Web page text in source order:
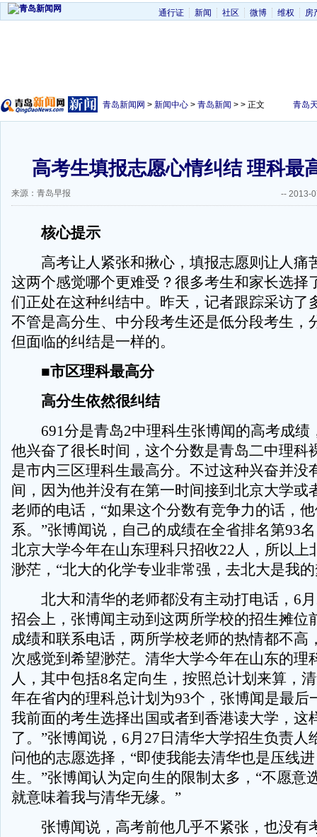
通行证 新闻 社区 微博 维权 房
青岛新闻网 > 新闻中心 > 青岛新闻 > > 正文 青岛
高考生填报志愿心情纠结 理科最
来源：青岛早报 -- 2013-
核心提示
高考让人紧张和揪心，填报志愿则让人痛
这两个感觉哪个更难受？很多考生和家长选择
们正处在这种纠结中。昨天，记者跟踪采访了
不管是高分生、中分段考生还是低分段考生，
但面临的纠结是一样的。
■市区理科最高分
高分生依然很纠结
691分是青岛2中理科生张博闻的高考成绩
他兴奋了很长时间，这个分数是青岛二中理科
是市内三区理科生最高分。不过这种兴奋并没
间，因为他并没有在第一时间接到北京大学或
老师的电话，“如果这个分数有竞争力的话，
系。”张博闻说，自己的成绩在全省排名第93
北京大学今年在山东理科只招收22人，所以上
渺茫，“北大的化学专业非常强，去北大是我
北大和清华的老师都没有主动打电话，6月
招会上，张博闻主动到这两所学校的招生摊位
成绩和联系电话，两所学校老师的热情都不高
次感觉到希望渺茫。清华大学今年在山东的理
人，其中包括8名定向生，按照总计划来算，
年在省内的理科总计划为93个，张博闻是最后
我前面的考生选择出国或者到香港读大学，这
了。”张博闻说，6月27日清华大学招生负责人
问他的志愿选择，“即使我能去清华也是压线
生。”张博闻认为定向生的限制太多，“不愿意
就意味着我与清华无缘。”
张博闻说，高考前他几乎不紧张，也没有